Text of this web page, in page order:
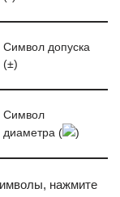
Символ допуска
(±)
Символ
диаметра (
)
нажмите